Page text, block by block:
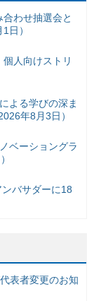
わせ抽選会と
日）
人向けストリ
よる学びの深ま
年8月3日）
ベーショングラ
バサダーに18
表者変更のお知